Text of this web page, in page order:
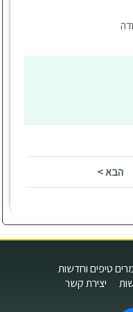
הבא >
טיפים וחדשות
יצירת קשר